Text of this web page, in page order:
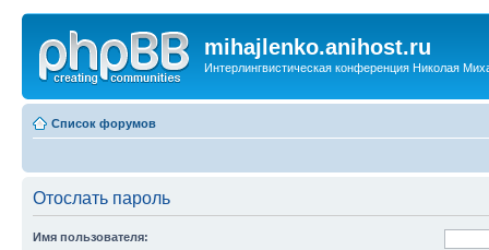
mihajlenko.anihost.ru
Интерлингвистическая конференция Николая
Список форумов
Отослать пароль
Имя пользователя: